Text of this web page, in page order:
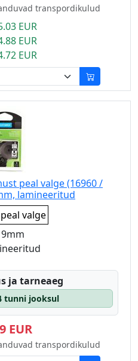
transpordikulud
EUR
EUR
EUR
peal valge (16960 /
lamineeritud
valge
ja tarneaeg
tunni jooksul
EUR
transpordikulud